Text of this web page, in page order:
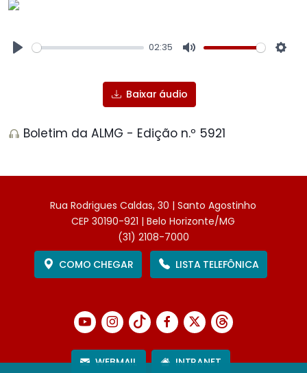
02:35
Baixar áudio
Boletim da ALMG - Edição n.º 5921
Rua Rodrigues Caldas, 30 | Santo Agostinho
CEP 30190-921 | Belo Horizonte/MG
(31) 2108-7000
COMO CHEGAR
LISTA TELEFÔNICA
WEBMAIL INTRANET